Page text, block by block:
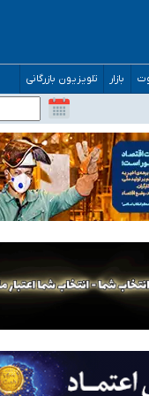
بازار تلویزیون بازرگانی
می‌شود